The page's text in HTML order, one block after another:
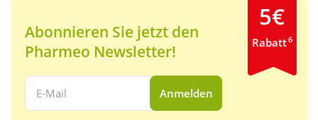
Abonnieren Sie jetzt den
Pharmeo Newsletter!
Ihre E-Mail Adresse:
Anmelden
5€
Rabatt6